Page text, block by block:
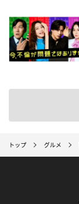
トップ グルメ